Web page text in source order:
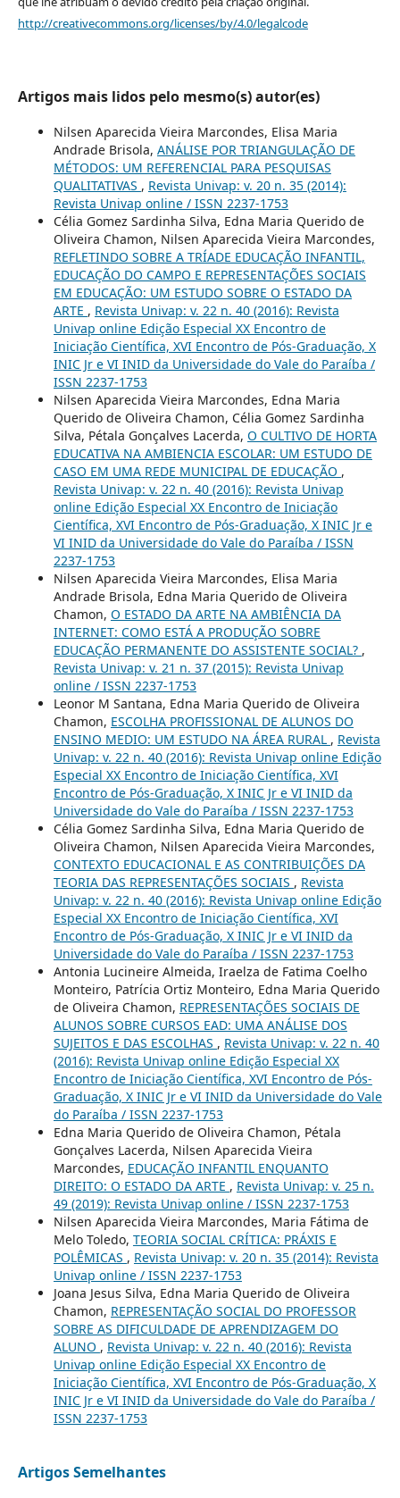
http://creativecommons.org/licenses/by/4.0/legalcode
Artigos mais lidos pelo mesmo(s) autor(es)
Nilsen Aparecida Vieira Marcondes, Elisa Maria
Andrade Brisola, ANÁLISE POR TRIANGULAÇÃO DE
MÉTODOS: UM REFERENCIAL PARA PESQUISAS
QUALITATIVAS , Revista Univap: v. 20 n. 35 (2014):
Revista Univap online / ISSN 2237-1753
Célia Gomez Sardinha Silva, Edna Maria Querido de
Oliveira Chamon, Nilsen Aparecida Vieira Marcondes,
REFLETINDO SOBRE A TRÍADE EDUCAÇÃO INFANTIL,
EDUCAÇÃO DO CAMPO E REPRESENTAÇÕES SOCIAIS
EM EDUCAÇÃO: UM ESTUDO SOBRE O ESTADO DA
ARTE , Revista Univap: v. 22 n. 40 (2016): Revista
Univap online Edição Especial XX Encontro de
Iniciação Científica, XVI Encontro de Pós-Graduação, X
INIC Jr e VI INID da Universidade do Vale do Paraíba /
ISSN 2237-1753
Nilsen Aparecida Vieira Marcondes, Edna Maria
Querido de Oliveira Chamon, Célia Gomez Sardinha
Silva, Pétala Gonçalves Lacerda, O CULTIVO DE HORTA
EDUCATIVA NA AMBIENCIA ESCOLAR: UM ESTUDO DE
CASO EM UMA REDE MUNICIPAL DE EDUCAÇÃO ,
Revista Univap: v. 22 n. 40 (2016): Revista Univap
online Edição Especial XX Encontro de Iniciação
Científica, XVI Encontro de Pós-Graduação, X INIC Jr e
VI INID da Universidade do Vale do Paraíba / ISSN
2237-1753
Nilsen Aparecida Vieira Marcondes, Elisa Maria
Andrade Brisola, Edna Maria Querido de Oliveira
Chamon, O ESTADO DA ARTE NA AMBIÊNCIA DA
INTERNET: COMO ESTÁ A PRODUÇÃO SOBRE
EDUCAÇÃO PERMANENTE DO ASSISTENTE SOCIAL? ,
Revista Univap: v. 21 n. 37 (2015): Revista Univap
online / ISSN 2237-1753
Leonor M Santana, Edna Maria Querido de Oliveira
Chamon, ESCOLHA PROFISSIONAL DE ALUNOS DO
ENSINO MEDIO: UM ESTUDO NA ÁREA RURAL , Revista
Univap: v. 22 n. 40 (2016): Revista Univap online Edição
Especial XX Encontro de Iniciação Científica, XVI
Encontro de Pós-Graduação, X INIC Jr e VI INID da
Universidade do Vale do Paraíba / ISSN 2237-1753
Célia Gomez Sardinha Silva, Edna Maria Querido de
Oliveira Chamon, Nilsen Aparecida Vieira Marcondes,
CONTEXTO EDUCACIONAL E AS CONTRIBUIÇÕES DA
TEORIA DAS REPRESENTAÇÕES SOCIAIS , Revista
Univap: v. 22 n. 40 (2016): Revista Univap online Edição
Especial XX Encontro de Iniciação Científica, XVI
Encontro de Pós-Graduação, X INIC Jr e VI INID da
Universidade do Vale do Paraíba / ISSN 2237-1753
Antonia Lucineire Almeida, Iraelza de Fatima Coelho
Monteiro, Patrícia Ortiz Monteiro, Edna Maria Querido
de Oliveira Chamon, REPRESENTAÇÕES SOCIAIS DE
ALUNOS SOBRE CURSOS EAD: UMA ANÁLISE DOS
SUJEITOS E DAS ESCOLHAS , Revista Univap: v. 22 n. 40
(2016): Revista Univap online Edição Especial XX
Encontro de Iniciação Científica, XVI Encontro de Pós-
Graduação, X INIC Jr e VI INID da Universidade do Vale
do Paraíba / ISSN 2237-1753
Edna Maria Querido de Oliveira Chamon, Pétala
Gonçalves Lacerda, Nilsen Aparecida Vieira
Marcondes, EDUCAÇÃO INFANTIL ENQUANTO
DIREITO: O ESTADO DA ARTE , Revista Univap: v. 25 n.
49 (2019): Revista Univap online / ISSN 2237-1753
Nilsen Aparecida Vieira Marcondes, Maria Fátima de
Melo Toledo, TEORIA SOCIAL CRÍTICA: PRÁXIS E
POLÊMICAS , Revista Univap: v. 20 n. 35 (2014): Revista
Univap online / ISSN 2237-1753
Joana Jesus Silva, Edna Maria Querido de Oliveira
Chamon, REPRESENTAÇÃO SOCIAL DO PROFESSOR
SOBRE AS DIFICULDADE DE APRENDIZAGEM DO
ALUNO , Revista Univap: v. 22 n. 40 (2016): Revista
Univap online Edição Especial XX Encontro de
Iniciação Científica, XVI Encontro de Pós-Graduação, X
INIC Jr e VI INID da Universidade do Vale do Paraíba /
ISSN 2237-1753
Artigos Semelhantes